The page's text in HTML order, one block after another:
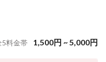
5料金帯 1,500円 ~5,000円